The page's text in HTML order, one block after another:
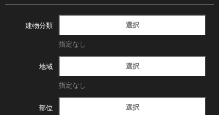
建物分類 選択
指定なし
地域 選択
指定なし
部位 選択